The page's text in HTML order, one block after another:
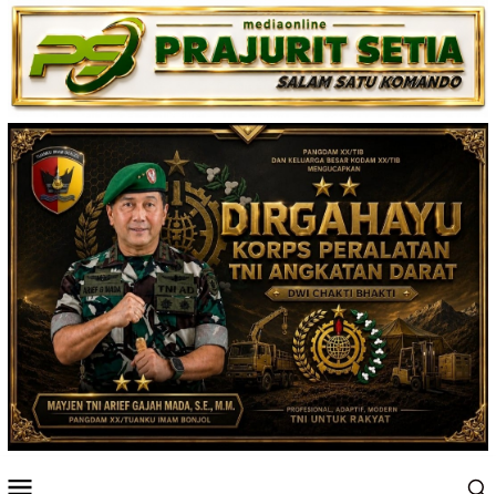
Loncat
ke
konten